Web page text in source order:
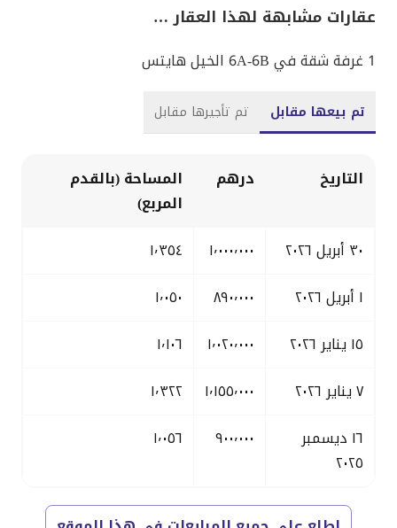
عقارات مشابهة لهذا العقار …
1 غرفة شقة في 6A-6B الخيل هايتس
تم بيعها مقابل تم تأجيرها مقابل
التاريخ درهم
المساحة (بالقدم
المربع)
٣٠ أبريل ٢٠٢٦
١٬٠٠٠٬٠٠٠
١٬٣٥٤
١ أبريل ٢٠٢٦
٨٩٠٬٠٠٠
١٬٠٥٠
١٥ يناير ٢٠٢٦
١٬٠٢٠٬٠٠٠
١٬١٠٦
٧ يناير ٢٠٢٦
١٬١٥٥٬٠٠٠
١٬٣٢٢
١٦ ديسمبر
٢٠٢٥
٩٠٠٬٠٠٠ ١٬٠٥٦